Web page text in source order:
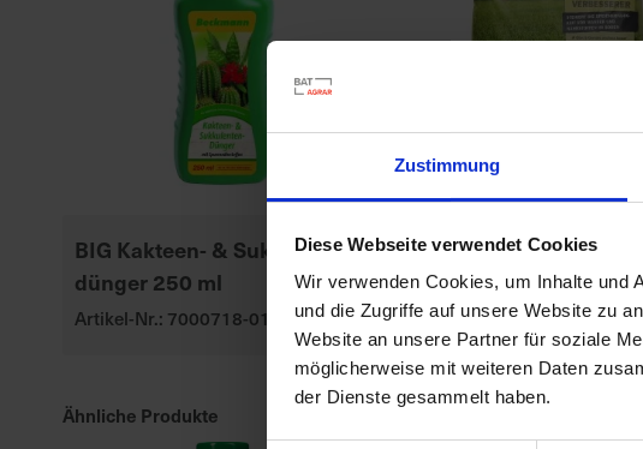
Zustimmung
Diese Webseite verwendet Cookies
Wir verwenden Cookies, um Inhalte und
und die Zugriffe auf unsere Website zu
Website an unsere Partner für soziale
möglicherweise mit weiteren Daten
der Dienste gesammelt haben.
BIG Kakteen- & Sukkulenten-
dünger 250 ml
Artikel-Nr.: 7000718-01
Terra Preta
Bodenverbesserer
Artikel-Nr.: 7000744-D1-cfg
Ähnliche Produkte